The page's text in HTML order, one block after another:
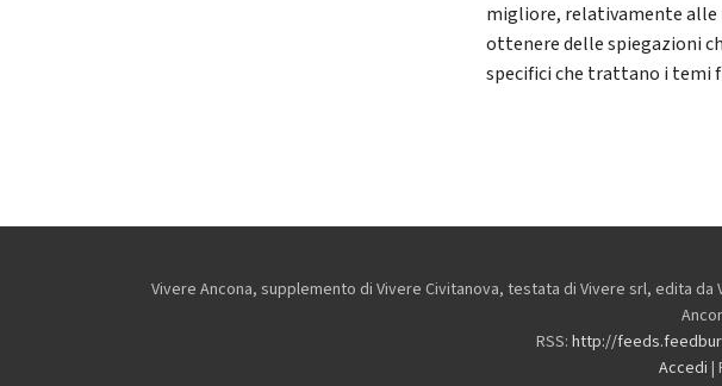
migliore, relativamente alle
ottenere delle spiegazioni
specifici che trattano i temi
Vivere Ancona, supplemento di Vivere Civitanova, testata di Vivere srl, edita da
RSS: http://
Accedi |